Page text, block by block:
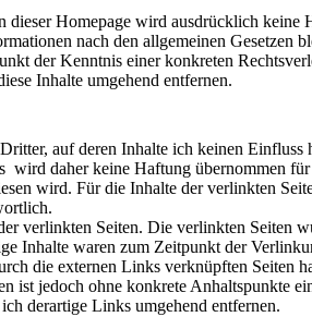
Homepage wird ausdrücklich keine
nach den allgemeinen Gesetzen
der Kenntnis einer konkreten
Inhalte umgehend entfernen.
auf deren Inhalte ich keinen Einfluss
wird daher keine Haftung übernommen
wird. Für die Inhalte der verlinkten
verlinkten Seiten. Die verlinkten Seiten
Inhalte waren zum Zeitpunkt der
die externen Links verknüpften Seiten
ist jedoch ohne konkrete Anhaltspunkte
derartige Links umgehend entfernen.